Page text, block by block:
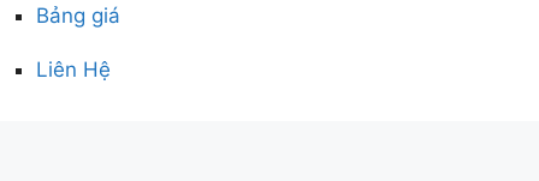
Bảng giá
Liên Hệ